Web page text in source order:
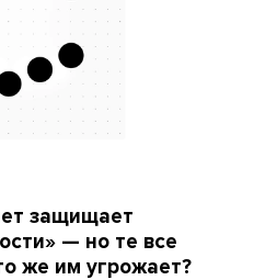
защищает
— но те все
же им угрожает?